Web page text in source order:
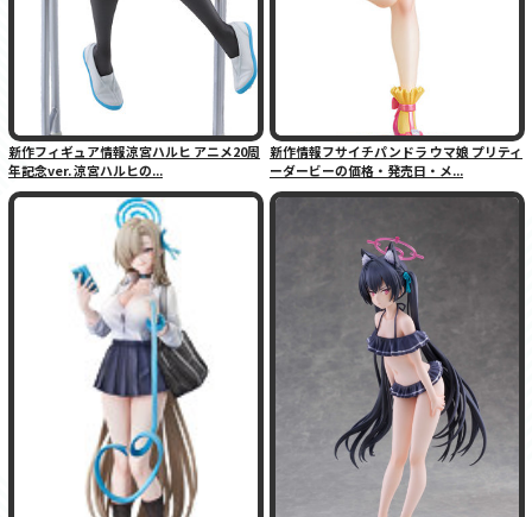
新作フィギュア情報涼宮ハルヒ アニメ20周
年記念ver. 涼宮ハルヒの...
新作情報フサイチパンドラ ウマ娘 プリティ
ーダービーの価格・発売日・メ...